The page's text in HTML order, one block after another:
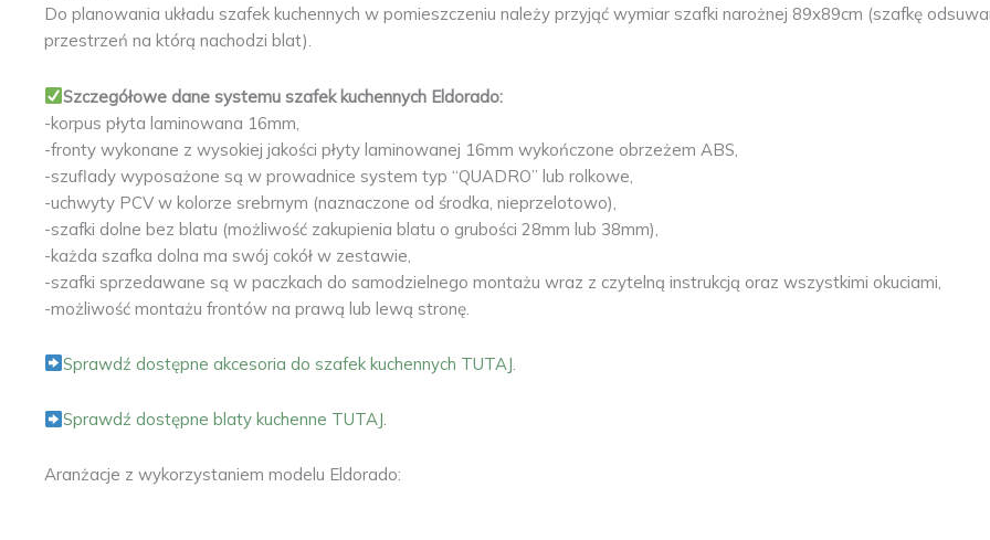
Do planowania układu szafek kuchennych w pomieszczeniu należy przyjąć wymiar szafki narożnej 89x89cm (szafkę
przestrzeń na którą nachodzi blat).
Szczegółowe dane systemu szafek kuchennych Eldorado:
-korpus płyta laminowana 16mm,
-fronty wykonane z wysokiej jakości płyty laminowanej 16mm wykończone obrzeżem ABS,
-szuflady wyposażone są w prowadnice system typ “QUADRO” lub rolkowe,
-uchwyty PCV w kolorze srebrnym (naznaczone od środka, nieprzelotowo),
-szafki dolne bez blatu (możliwość zakupienia blatu o grubości 28mm lub 38mm),
-każda szafka dolna ma swój cokół w zestawie,
-szafki sprzedawane są w paczkach do samodzielnego montażu wraz z czytelną instrukcją oraz wszystkimi okuciami,
-możliwość montażu frontów na prawą lub lewą stronę.
Sprawdź dostępne akcesoria do szafek kuchennych TUTAJ.
Sprawdź dostępne blaty kuchenne TUTAJ.
Aranżacje z wykorzystaniem modelu Eldorado: